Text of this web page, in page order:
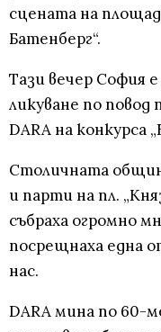
сцената на
Батенберг“.
Тази вечер София
ликуване по повод
DARA на конкурса
Столичната
и парти на пл.
събраха огромно
посрещнаха една
нас.
DARA мина по 60-